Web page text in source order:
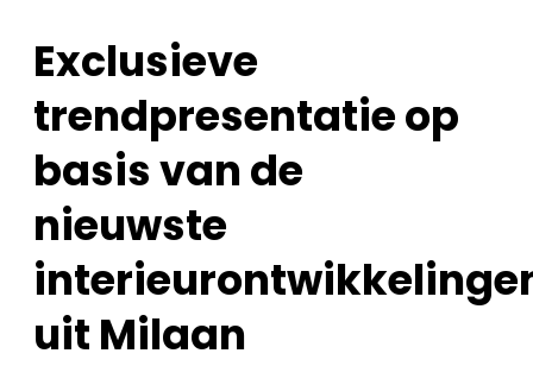
Exclusieve
trendpresentatie op
basis van de
nieuwste
uit Milaan